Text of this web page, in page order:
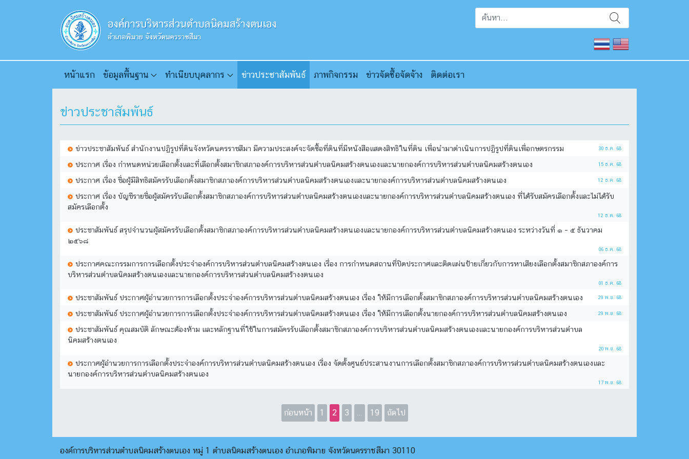
หน้าแรก ข้อมูลพื้นฐาน ทำเนียบบุคลากร ข่าวประชาสัมพันธ์ ภาพกิจกรรม ข่าวจัดซื้อจัดจ้าง ติดต่อเรา
ข่าวประชาสัมพันธ์
ข่าวประชาสัมพันธ์ สำนักงานปฏิรูปที่ดินจังหวัดนครราชสีมา มีความประสงค์จะจัดซื้อที่ดินที่มีหนังสือแสดงสิทธิในที่ดิน เพื่อนำมาดำเนินการปฏิรูปที่ดินเพื่อกษตรกรรม 30 ธ.ค. 68
ประกาศ เรื่อง กำหนดหน่วยเลือกตั้งและที่เลือกตั้งสมาชิกสภาองค์การบริหารส่วนตำบลนิคมสร้างตนเองและนายกองค์การบริหารส่วนตำบลนิคมสร้างตนเอง 15 ธ.ค. 68
ประกาศ เรื่อง ชื่อผู้มีสิทธิสมัครรับเลือกตั้งสมาชิกสภาองค์การบริหารส่วนตำบลนิคมสร้างตนเองและนายกองค์การบริหารส่วนตำบลนิคมสร้างตนเอง 12 ธ.ค. 68
ประกาศ เรื่อง บัญชีรายชื่อผู้สมัครรับเลือกตั้งสมาชิกสภาองค์การบริหารส่วนตำบลนิคมสร้างตนเองและนายกองค์การบริหารส่วนตำบลนิคมสร้างตนเอง ที่ได้รับสมัครเลือกตั้งและไม่ได้รับ
สมัครเลือกตั้ง
12 ธ.ค. 68
ประชาสัมพันธ์ สรุปจำนวนผู้สมัครรับเลือกตั้งสมาชิกสภาองค์การบริหารส่วนตำบลนิคมสร้างตนเองและนายกองค์การบริหารส่วนตำบลนิคมสร้างตนเอง ระหว่างวันที่ ๑ – ๕ ธันวาคม
๒๕๖๘
06 ธ.ค. 68
ประกาศคณะกรรมการการเลือกตั้งประจำองค์การบริหารส่วนตำบลนิคมสร้างตนเอง เรื่อง การกำหนดสถานที่ปิดประกาศและติดแผ่นป้ายเกี่ยวกับการหาเสียงเลือกตั้งสมาชิกสภาองค์การ
บริหารส่วนตำบลนิคมสร้างตนเองและนายกองค์การบริหารส่วนตำบลนิคมสร้างงตนเอง
01 ธ.ค. 68
ประชาสัมพันธ์ ประกาศผู้อำนวยการการเลือกตั้งประจำองค์การบริหารส่วนตำบลนิคมสร้างตนเอง เรื่อง ให้มีการเลือกตั้งสมาชิกสภาองค์การบริหารส่วนตำบลนิคมสร้างตนเอง 29 พ.ย. 68
ประชาสัมพันธ์ ประกาศผู้อำนวยการการเลือกตั้งประจำองค์การบริหารส่วนตำบลนิคมสร้างตนเอง เรื่อง ให้มีการเลือกตั้งนายกองค์การบริหารส่วนตำบลนิคมสร้างตนเอง 29 พ.ย. 68
ประชาสัมพันธ์ คุณสมบัติ ลักษณะต้องห้าม และหลักฐานที่ใช้ในการสมัครรับเลือกตั้งสมาชิกสภาองค์การบริหารส่วนตำบลนิคมสร้างตนเองและนายกองค์การบริหารส่วนตำบล
นิคมสร้างตนเอง
20 พ.ย. 68
ประกาศผู้อำนวยการการเลือกตั้งประจำองค์การบริหารส่วนตำบลนิคมสร้างตนเอง เรื่อง จัดตั้งศูนย์ประสานงานการเลือกตั้งสมาชิกสภาองค์การบริหารส่วนตำบลนิคมสร้างตนเองและ
นายกองค์การบริหารส่วนตำบลนิคมสร้างตนเอง
17 พ.ย. 68
ก่อนหน้า 1 2 3 … 19 ถัดไป
องค์การบริหารส่วนตำบลนิคมสร้างตนเอง หมู่ 1 ตำบลนิคมสร้างตนเอง อำเภอพิมาย จังหวัดนครราชสีมา 30110